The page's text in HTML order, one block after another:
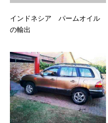
インドネシア パームオイル
の輸出